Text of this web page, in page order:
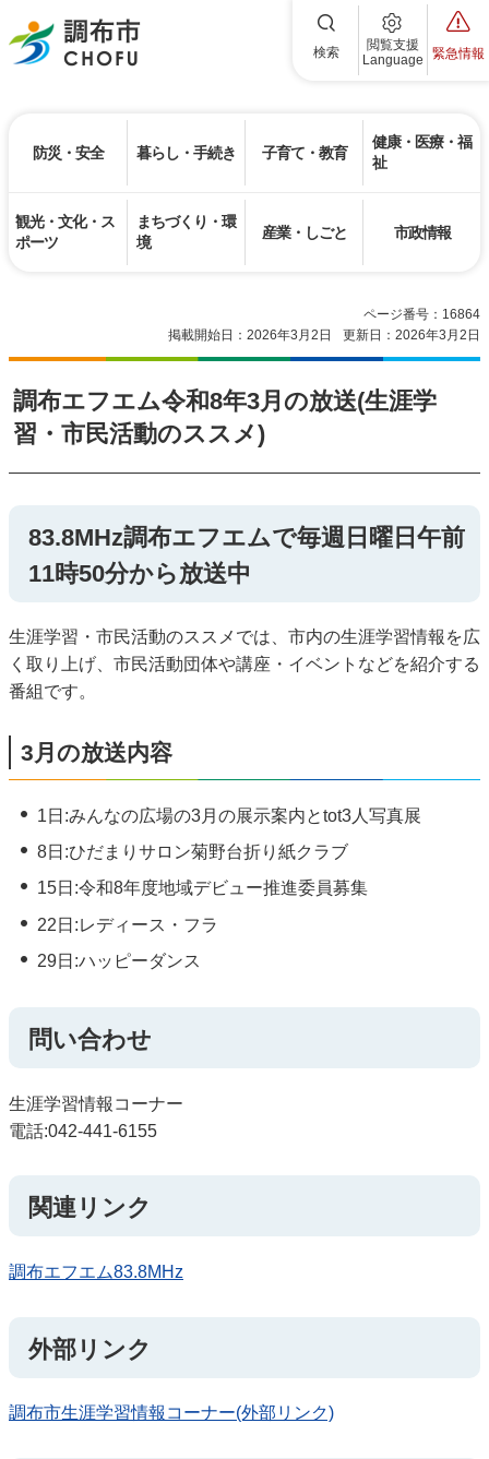
調布市 検索
閲覧支援
Language
緊急情報
防災・安全 暮らし・手続き 子育て・教育
健康・医療・福
祉
観光・文化・ス
ポーツ
まちづくり・環
境
産業・しごと 市政情報
ページ番号：16864
掲載開始日：2026年3月2日
更新日：2026年3月2日
調布エフエム令和8年3月の放送(生涯学
習・市民活動のススメ)
83.8MHz調布エフエムで毎週日曜日午前
11時50分から放送中
生涯学習・市民活動のススメでは、市内の生涯学習情報を広
く取り上げ、市民活動団体や講座・イベントなどを紹介する
番組です。
3月の放送内容
1日:みんなの広場の3月の展示案内とtot3人写真展
8日:ひだまりサロン菊野台折り紙クラブ
15日:令和8年度地域デビュー推進委員募集
22日:レディース・フラ
29日:ハッピーダンス
問い合わせ
生涯学習情報コーナー
電話:042-441-6155
関連リンク
調布エフエム83.8MHz
外部リンク
調布市生涯学習情報コーナー(外部リンク)